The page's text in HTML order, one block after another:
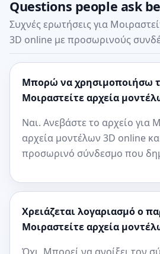
Questions people ask
Συχνές ερωτήσεις για
3D online με προσωρινούς
Μπορώ να χρησιμοποιήσω
Μοιραστείτε αρχεία
Ναι. Ανεβάστε το αρχείο για
αρχεία μοντέλων 3D online
προσωρινό σύνδεσμο που
Χρειάζεται λογαριασμό ο
Μοιραστείτε αρχεία